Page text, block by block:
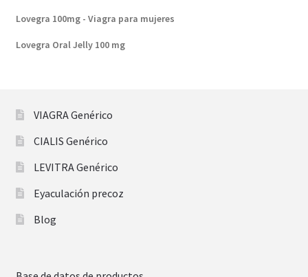
Lovegra 100mg - Viagra para mujeres
Lovegra Oral Jelly 100 mg
VIAGRA Genérico
CIALIS Genérico
LEVITRA Genérico
Eyaculación precoz
Blog